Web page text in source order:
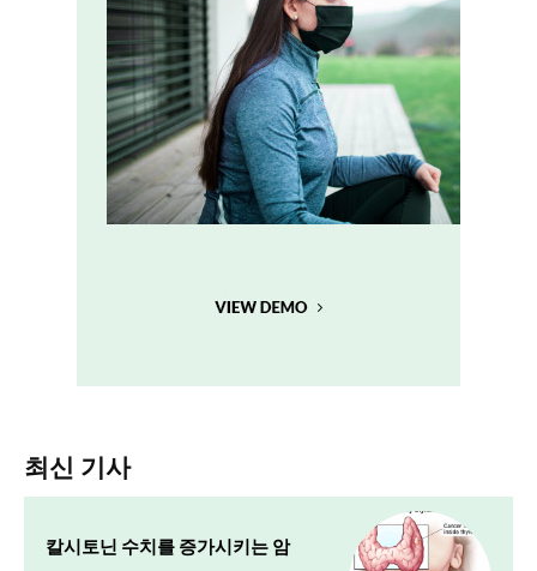
최신 기사
칼시토닌 수치를 증가시키는 암